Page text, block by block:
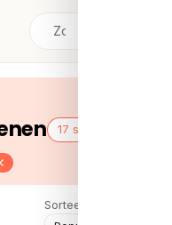
17 schoenen
Sorteer: